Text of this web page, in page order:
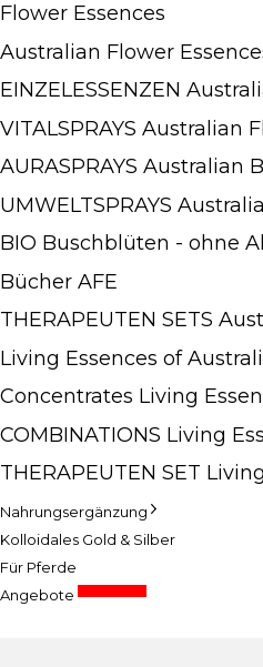
Flower Essences
Australian Flower
EINZELESSENZEN
VITALSPRAYS Australian
AURASPRAYS Australian
UMWELTSPRAYS
BIO Buschblüten - ohne
Bücher AFE
THERAPEUTEN SETS
Living Essences of
Concentrates Living
COMBINATIONS Living
THERAPEUTEN SET
Nahrungsergänzung
Kolloidales Gold & Silber
Für Pferde
Angebote